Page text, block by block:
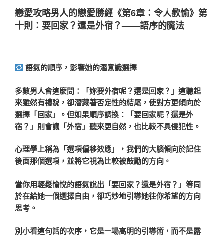
戀愛攻略男人的戀愛勝經《第6章：令人歡愉》第
十則：要回家？還是外宿？——語序的魔法
語氣的順序，影響她的潛意識選擇
多數男人會這麼問：「妳要外宿呢？還是回家？」這聽起
來雖然有禮貌，卻潛藏著否定性的結尾，使對方更傾向於
選擇「回家」。但如果順序調換：「要回家呢？還是外
宿？」則會讓「外宿」聽來更自然，也比較不具侵犯性。
心理學上稱為「選項偏移效應」，我們的大腦傾向於記住
後面那個選項，並將它視為比較被鼓勵的方向。
當你用輕鬆愉悅的語氣說出「要回家？還是外宿？」等同
於在給她一個選擇自由，卻巧妙地引導她往你希望的方向
思考。
別小看這句話的次序，它是一場高明的引導術，而不是露